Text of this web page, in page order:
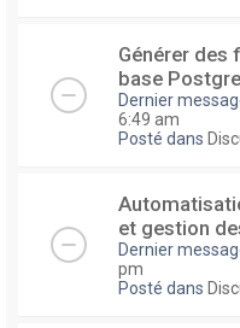
Générer des
base
Dernier
6:49 am
Posté dans
et gestion
Dernier
pm
Posté dans